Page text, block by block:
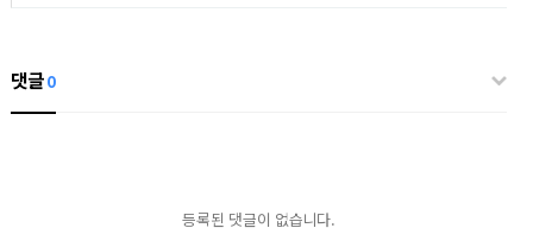
댓글0
등록된 댓글이 없습니다.